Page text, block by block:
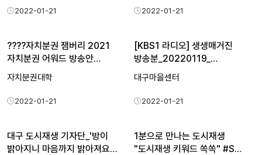
2022-01-21 2022-01-21
????자치분권 잼버리 2021
자치분권 어워드 방송안…
자치분권대학
2022-01-21
[KBS1 라디오] 생생매거진
방송분_20220119_…
대구마을센터
2022-01-21
대구 도시재생 기자단_'방이
밝아지니 마음까지 밝아져요…
1분으로 만나는 도시재생
"도시재생 키워드 쏙쏙" #S…